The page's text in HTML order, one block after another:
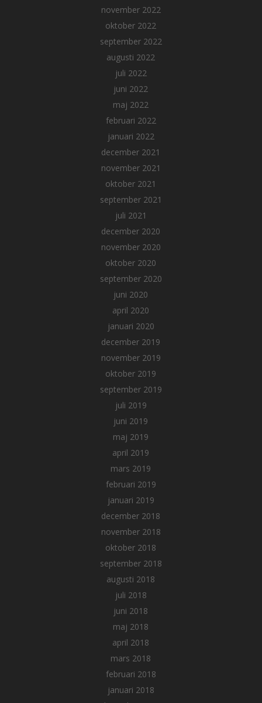
november 2022
oktober 2022
september 2022
augusti 2022
juli 2022
juni 2022
maj 2022
februari 2022
januari 2022
december 2021
november 2021
oktober 2021
september 2021
juli 2021
december 2020
november 2020
oktober 2020
september 2020
juni 2020
april 2020
januari 2020
december 2019
november 2019
oktober 2019
september 2019
juli 2019
juni 2019
maj 2019
april 2019
mars 2019
februari 2019
januari 2019
december 2018
november 2018
oktober 2018
september 2018
augusti 2018
juli 2018
juni 2018
maj 2018
april 2018
mars 2018
februari 2018
januari 2018